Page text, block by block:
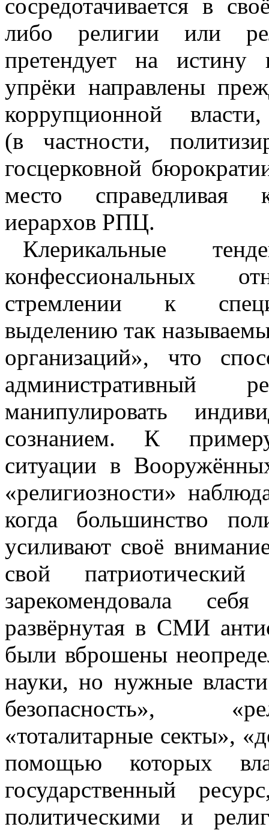
сосредотачивается в
либо религии или
претендует на истину
упрёки направлены
коррупционной
(в частности,
госцерковной
место справедливая
иерархов РПЦ.
Клерикальные
конфессиональных
стремлении к
выделению так
организаций», что
административный
манипулировать
сознанием. К
ситуации в
«религиозности»
когда большинство
усиливают своё
свой
зарекомендовала
развёрнутая в СМИ
были вброшены
науки, но нужные
безопасность»,
«тоталитарные секты»,
помощью которых
государственный
политическими и